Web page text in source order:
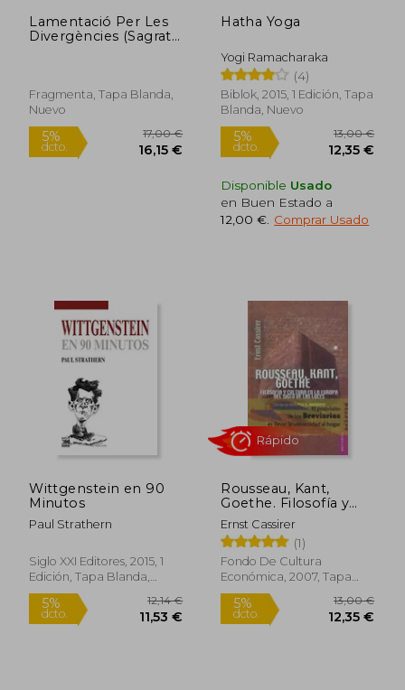
dcto.
5%
dcto.
Lamentació Per Les
Divergències (Sagrats
Fragmenta, Tapa Blanda,
Nuevo
Hatha Yoga
Yogi Ramacharaka
(4)
Biblok, 2015, 1 Edición, Tapa
Blanda, Nuevo
Disponible Usado
en Buen Estado a
12,00 € Comprar Usado
Wittgenstein en 90
Minutos
Paul Strathern
Siglo XXI Editores, 2015, 1
Edición, Tapa Blanda,
Nuevo
Rousseau, Kant,
Goethe. Filosofía y
Cultura en la Europa
del Siglo de las Luces
Ernst Cassirer
(1)
Fondo De Cultura
Económica, 2007, Tapa
Blanda, Nuevo